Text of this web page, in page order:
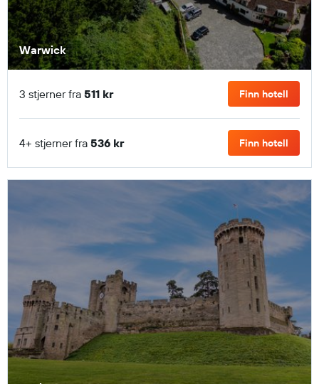
Warwick
3 stjerner fra 511 kr Finn hotell
4+ stjerner fra 536 kr Finn hotell